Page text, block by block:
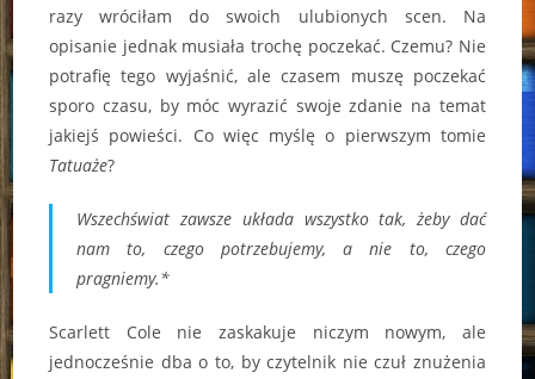
razy wróciłam do swoich ulubionych scen. Na
opisanie jednak musiała trochę poczekać. Czemu? Nie
potrafię tego wyjaśnić, ale czasem muszę poczekać
sporo czasu, by móc wyrazić swoje zdanie na temat
jakiejś powieści. Co więc myślę o pierwszym tomie
Tatuaże?
Wszechświat zawsze układa wszystko tak, żeby dać
nam to, czego potrzebujemy, a nie to, czego
pragniemy.*
Scarlett Cole nie zaskakuje niczym nowym, ale
jednocześnie dba o to, by czytelnik nie czuł znużenia